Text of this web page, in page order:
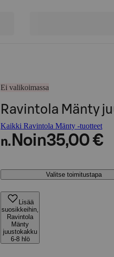
Ei valikoimassa
Ravintola Mänty
Kaikki Ravintola Mänty -tuotteet
n. Noin35,00 €
Valitse toimitustapa
Lisää
suosikkeihin,
Ravintola
Mänty
juustokakku
6-8 hlö